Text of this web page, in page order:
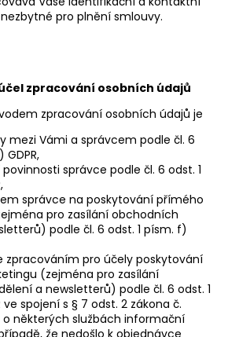
pro plnění smlouvy.
zpracování osobních údajů
zpracování osobních údajů je
mezi Vámi a správcem podle čl. 6
GDPR,
správce podle čl. 6 odst. 1
správce na poskytování přímého
pro zasílání obchodních
podle čl. 6 odst. 1 písm. f)
zpracováním pro účely poskytování
(zejména pro zasílání
a newsletterů) podle čl. 6 odst. 1
ve spojení s § 7 odst. 2 zákona č.
o některých službách informační
že nedošlo k objednávce